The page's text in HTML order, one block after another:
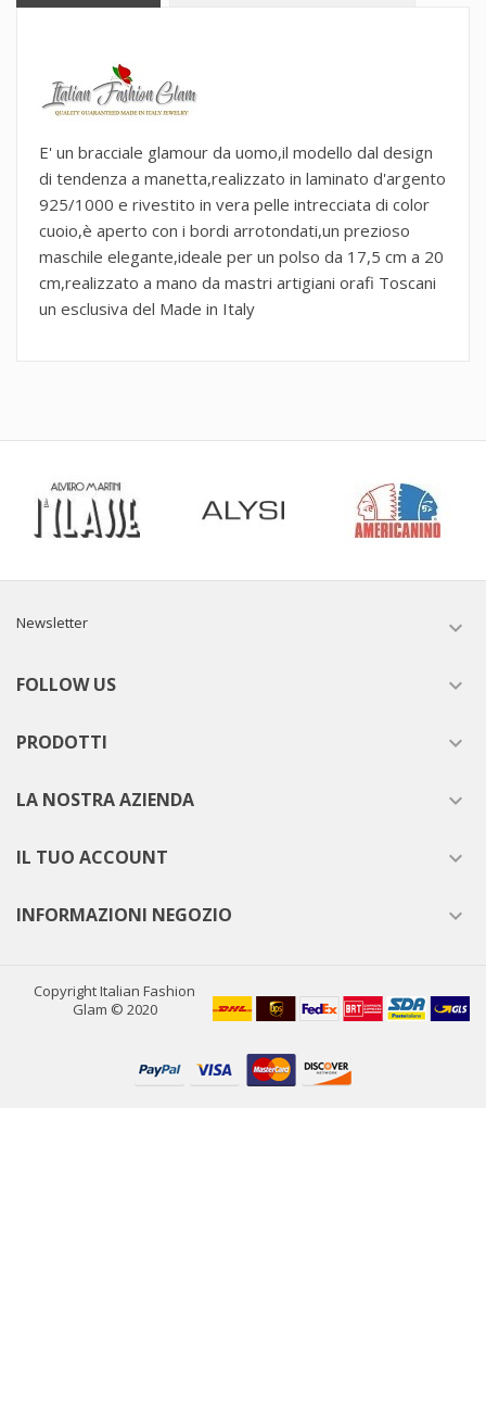
E' un bracciale glamour da uomo,il modello dal design
di tendenza a manetta,realizzato in laminato d'argento
925/1000 e rivestito in vera pelle intrecciata di color
cuoio,è aperto con i bordi arrotondati,un prezioso
maschile elegante,ideale per un polso da 17,5 cm a 20
cm,realizzato a mano da mastri artigiani orafi Toscani
un esclusiva del Made in Italy
Newsletter 
FOLLOW US 
PRODOTTI 
LA NOSTRA AZIENDA 
IL TUO ACCOUNT 
INFORMAZIONI NEGOZIO 
Copyright Italian Fashion
Glam © 2020